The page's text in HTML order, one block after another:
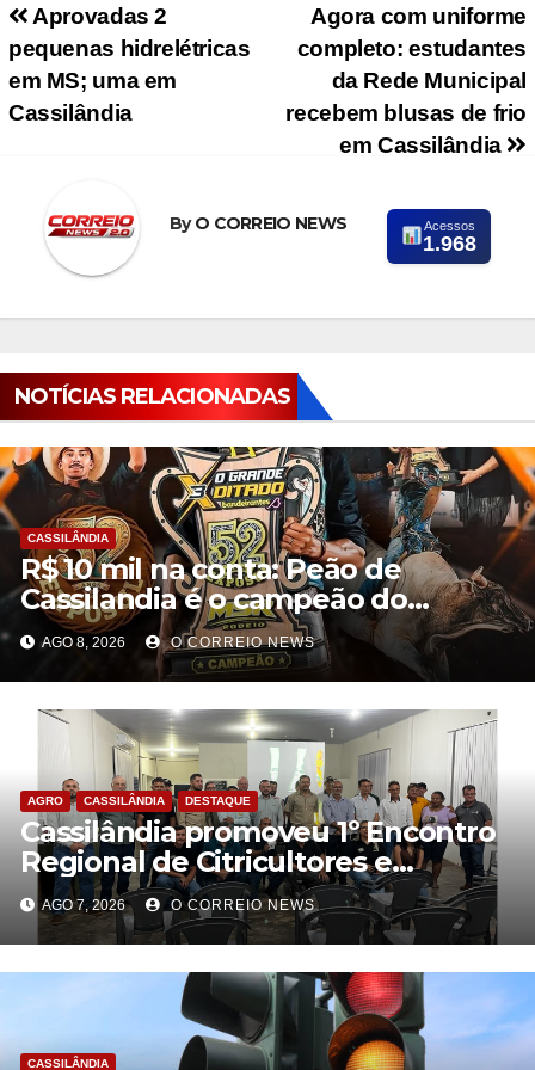
Navegação de PostAgora com uniforme
completo: estudantes
da Rede Municipal
recebem blusas de frio
em Cassilândia
Aprovadas 2
pequenas hidrelétricas
em MS; uma em
Cassilândia
ByO CORREIO NEWS Acessos
1.968
NOTÍCIAS RELACIONADAS
CASSILÂNDIA
R$ 10 mil na conta: Peão de
Cassilandia é o campeão do
desafio “O Grande Ditado
Bandeirantes” em Rondonópolis
AGO 8, 2026 O CORREIO NEWS
AGRO CASSILÂNDIA DESTAQUE
Cassilândia promoveu 1º Encontro
Regional de Citricultores e
fortalece o desenvolvimento da
citricultura
AGO 7, 2026 O CORREIO NEWS
CASSILÂNDIA